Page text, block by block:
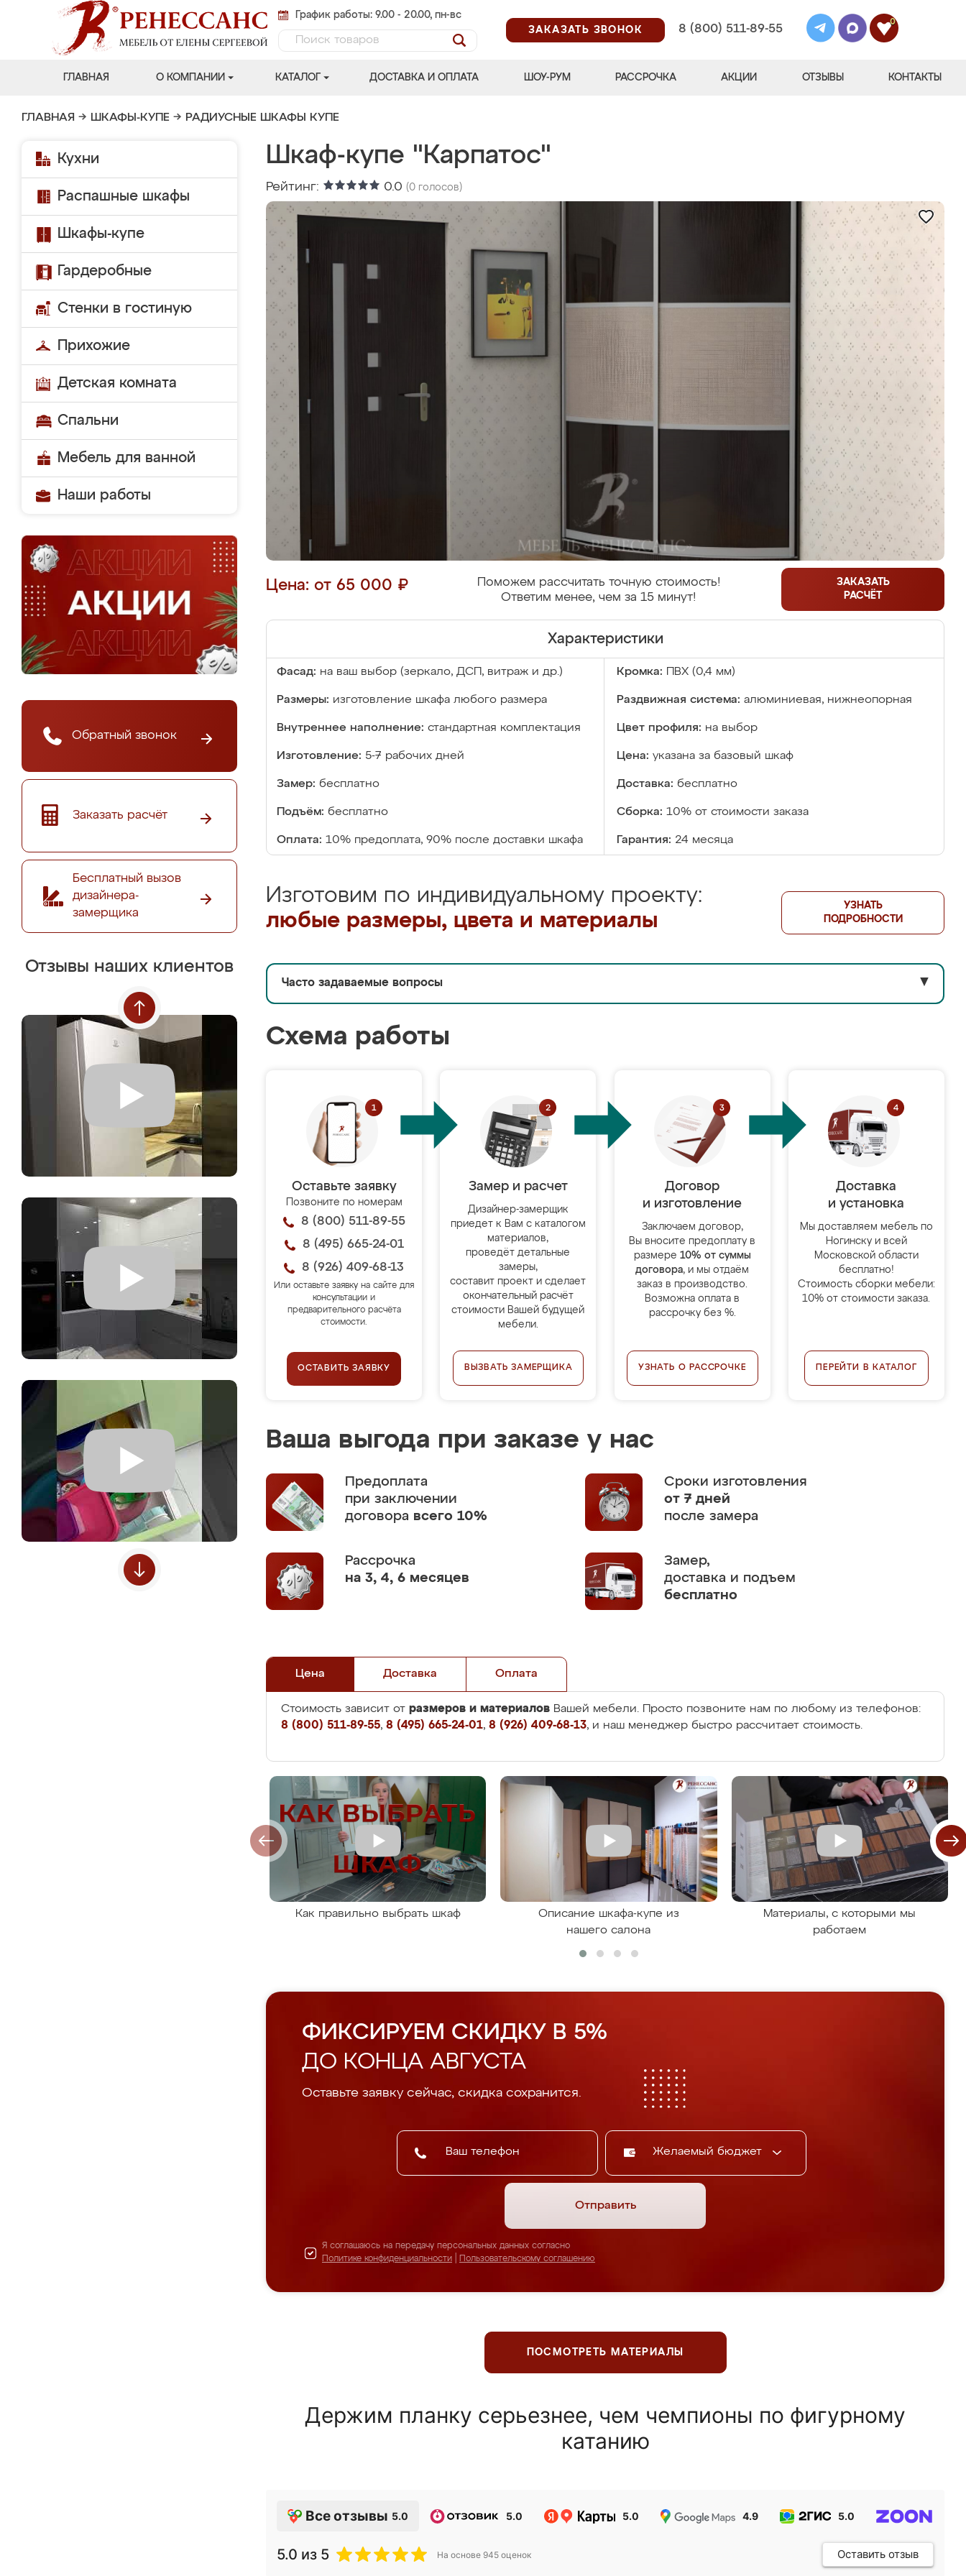
График работы: 9.00 - 20.00, пн-вс
ЗАКАЗАТЬ ЗВОНОК
8 (800) 511-89-55
0
ГЛАВНАЯ О КОМПАНИИ КАТАЛОГ ДОСТАВКА И ОПЛАТА ШОУ-РУМ РАССРОЧКА АКЦИИ ОТЗЫВЫ КОНТАКТЫ
ГЛАВНАЯ → ШКАФЫ-КУПЕ → РАДИУСНЫЕ ШКАФЫ КУПЕ
Кухни
Распашные шкафы
Шкафы-купе
Гардеробные
Стенки в гостиную
Прихожие
Детская комната
Спальни
Мебель для ванной
Наши работы
Обратный звонок
Заказать расчёт
Бесплатный вызов
дизайнера-
замерщика
Отзывы наших клиентов
Шкаф-купе "Карпатос"
Рейтинг: 0.0 (0 голосов)
Цена: от 65 000 ₽
Поможем рассчитать точную стоимость!
Ответим менее, чем за 15 минут!
ЗАКАЗАТЬ
РАСЧЁТ
Характеристики
Фасад: на ваш выбор (зеркало, ДСП, витраж и др.) Кромка: ПВХ (0,4 мм)
Размеры: изготовление шкафа любого размера Раздвижная система: алюминиевая, нижнеопорная
Внутреннее наполнение: стандартная комплектация Цвет профиля: на выбор
Изготовление: 5-7 рабочих дней Цена: указана за базовый шкаф
Замер: бесплатно Доставка: бесплатно
Подъём: бесплатно Сборка: 10% от стоимости заказа
Оплата: 10% предоплата, 90% после доставки шкафа Гарантия: 24 месяца
Изготовим по индивидуальному проекту:
любые размеры, цвета и материалы
УЗНАТЬ
ПОДРОБНОСТИ
Часто задаваемые вопросы ▼
Схема работы
Оставьте заявку
Позвоните по номерам
8 (800) 511-89-55
8 (495) 665-24-01
8 (926) 409-68-13
Или оставьте заявку на сайте для
консультации и
предварительного расчёта
стоимости.
ОСТАВИТЬ ЗАЯВКУ
Замер и расчет
Дизайнер-замерщик
приедет к Вам с каталогом
материалов,
проведёт детальные
замеры,
составит проект и сделает
окончательный расчёт
стоимости Вашей будущей
мебели.
ВЫЗВАТЬ ЗАМЕРЩИКА
Договор
и изготовление
Заключаем договор,
Вы вносите предоплату в
размере 10% от суммы
договора, и мы отдаём
заказ в производство.
Возможна оплата в
рассрочку без %.
УЗНАТЬ О РАССРОЧКЕ
Доставка
и установка
Мы доставляем мебель по
Ногинску и всей
Московской области
бесплатно!
Стоимость сборки мебели:
10% от стоимости заказа.
ПЕРЕЙТИ В КАТАЛОГ
Ваша выгода при заказе у нас
Предоплата
при заключении
договора всего 10%
Сроки изготовления
от 7 дней
после замера
Рассрочка
на 3, 4, 6 месяцев
Замер,
доставка и подъем
бесплатно
Цена Доставка Оплата
Стоимость зависит от размеров и материалов Вашей мебели. Просто позвоните нам по любому из телефонов:
8 (800) 511-89-55, 8 (495) 665-24-01, 8 (926) 409-68-13, и наш менеджер быстро рассчитает стоимость.
Как правильно выбрать шкаф
Описание шкафа-купе из
нашего салона
Материалы, с которыми мы
работаем
ФИКСИРУЕМ СКИДКУ В 5%
ДО КОНЦА АВГУСТА
Оставьте заявку сейчас, скидка сохранится.
Желаемый бюджет
Отправить
Я соглашаюсь на передачу персональных данных согласно
Политике конфиденциальности
Пользовательскому соглашению
ПОСМОТРЕТЬ МАТЕРИАЛЫ
Держим планку серьезнее, чем чемпионы по фигурному
катанию
Все отзывы 5.0 5.0 5.0 4.9 5.0
5.0 из 5 На основе 945 оценок Оставить отзыв